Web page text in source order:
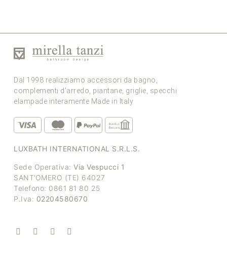
Dal 1998 realizziamo accessori da bagno,
complementi d’arredo, piantane, griglie, specchi
elampade interamente Made in Italy
LUXBATH INTERNATIONAL S.R.L.S.
Sede Operativa: Via Vespucci 1
SANT’OMERO (TE) 64027
Telefono: 0861 81 80 25
P.Iva: 02204580670